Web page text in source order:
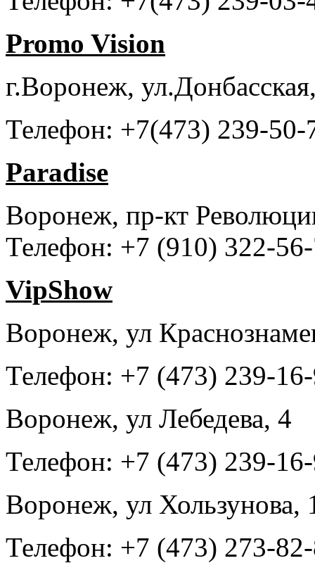
Promo Vision
г.Воронеж,
Телефон: +7(473) 239-50-
Paradise
Воронеж, пр-кт
Телефон: +7 (910) 322-
VipShow
Воронеж, ул
Телефон: +7 (473) 239-
Воронеж, ул Лебедева, 4
Телефон: +7 (473) 239-
Воронеж, ул Хользунова,
Телефон: +7 (473) 273-